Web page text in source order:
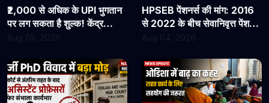
₹2,000 से अधिक के UPI भुगतान
पर लग सकता है शुल्क! केंद्र
सरकार ने संसद में पेश किया नया
Aug 05, 2026
HPSEB पेंशनर्स की मांग: 2016
से 2022 के बीच सेवानिवृत्त पेंशनरों
के सभी देय लाभ तुरंत जारी किए
Aug 04, 2026